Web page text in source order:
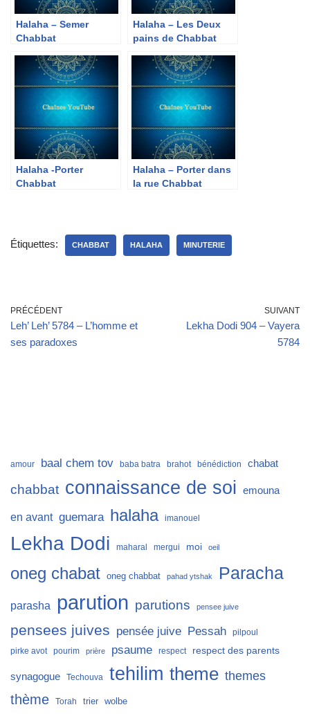
Halaha – Semer
Chabbat
Halaha – Les Deux
pains de Chabbat
Halaha -Porter
Chabbat
Halaha – Porter dans
la rue Chabbat
Étiquettes: CHABBAT HALAHA MINUTERIE
PRÉCÉDENT
Leh’ Leh’ 5784 – L’homme et
ses paradoxes
SUIVANT
Lekha Dodi 904 – Vayera
5784
amour baal chem tov baba batra brahot bénédiction chabat
chabbat connaissance de soi emouna
en avant guemara halaha imanouel
Lekha Dodi maharal mergui moi oeil
oneg chabat oneg chabbat pahad ytshak Paracha
parasha parution parutions pensee juive
pensees juives pensée juive Pessah
pilpoul
pirke avot
pourim prière psaume respect respect des parents
synagogue Techouva tehilim theme themes
thème Torah trier wolbe